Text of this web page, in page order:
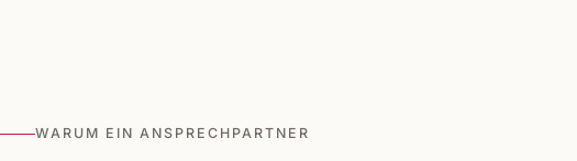
WARUM EIN ANSPRECHPARTNER